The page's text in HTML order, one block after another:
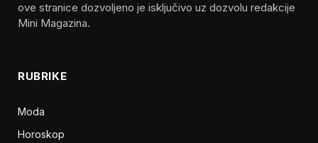
ove stranice dozvoljeno je isključivo uz dozvolu redakcije
Mini Magazina.
RUBRIKE
Moda
Horoskop